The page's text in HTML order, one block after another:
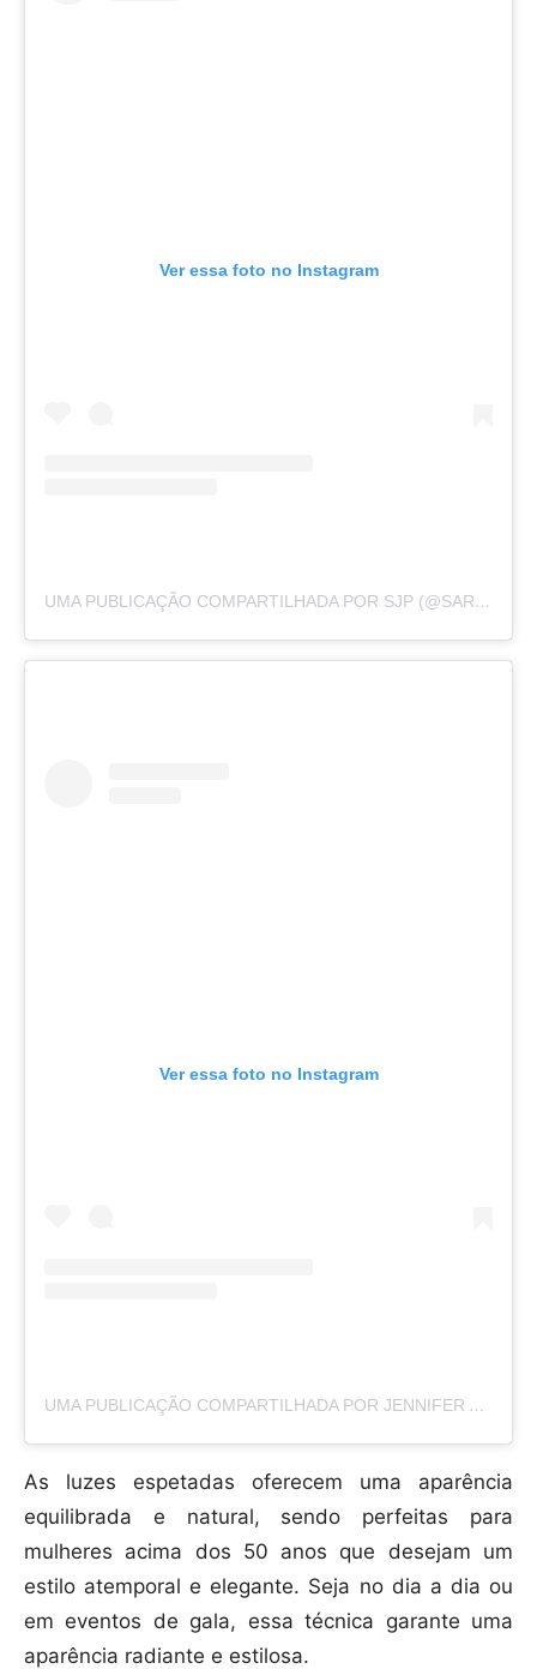
Ver essa foto no Instagram
UMA PUBLICAÇÃO COMPARTILHADA POR SJP (@SARAHJESSICAPARKER)
Ver essa foto no Instagram
UMA PUBLICAÇÃO COMPARTILHADA POR JENNIFER ANISTON (@JENNIFERANISTON)
As luzes espetadas oferecem uma aparência
equilibrada e natural, sendo perfeitas para
mulheres acima dos 50 anos que desejam um
estilo atemporal e elegante. Seja no dia a dia ou
em eventos de gala, essa técnica garante uma
aparência radiante e estilosa.